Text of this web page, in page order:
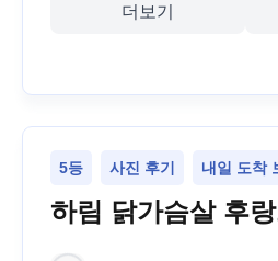
더보기
5등 사진 후기 내일 도착
하림 닭가슴살 후